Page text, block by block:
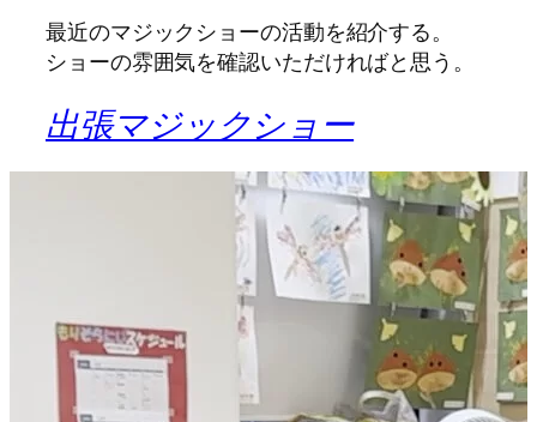
最近のマジックショーの活動を紹介する。
ショーの雰囲気を確認いただければと思う。
出張マジックショー